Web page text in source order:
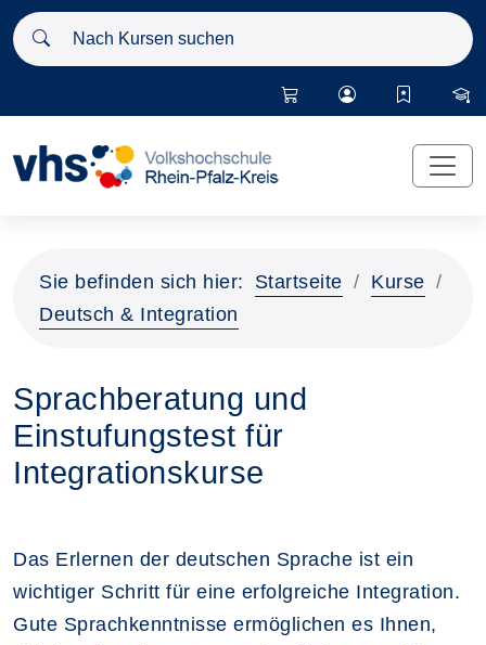
Nach Kursen suchen
Sie befinden sich hier: Startseite
Kurse
Deutsch & Integration
Sprachberatung und
Einstufungstest für
Integrationskurse
Das Erlernen der deutschen Sprache ist ein
wichtiger Schritt für eine erfolgreiche Integration.
Gute Sprachkenntnisse ermöglichen es Ihnen,